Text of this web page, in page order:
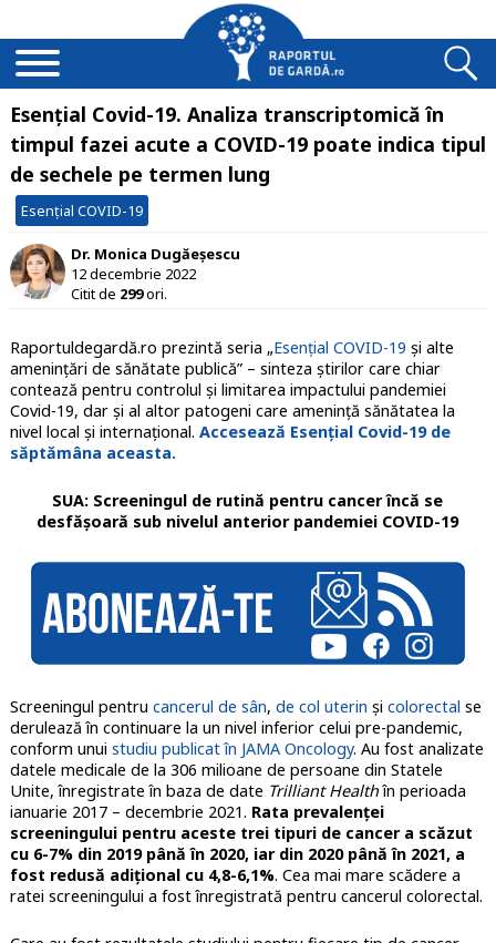
Esențial Covid-19. Analiza transcriptomică în
timpul fazei acute a COVID-19 poate indica tipul
de sechele pe termen lung
Esențial COVID-19
Dr. Monica Dugăeșescu
12 decembrie 2022
Citit de 299ori.
Raportuldegardă.ro prezintă seria „Esențial COVID-19 și alte
amenințări de sănătate publică” – sinteza știrilor care chiar
contează pentru controlul și limitarea impactului pandemiei
Covid-19, dar și al altor patogeni care amenință sănătatea la
nivel local și internațional. Accesează Esențial Covid-19 de
săptămâna aceasta.
SUA: Screeningul de rutină pentru cancer încă se
desfășoară sub nivelul anterior pandemiei COVID-19
Screeningul pentru cancerul de sân, de col uterin și colorectal se
derulează în continuare la un nivel inferior celui pre-pandemic,
conform unui studiu publicat în JAMA Oncology. Au fost analizate
datele medicale de la 306 milioane de persoane din Statele
Unite, înregistrate în baza de date Trilliant Healthîn perioada
ianuarie 2017 – decembrie 2021. Rata prevalenței
screeningului pentru aceste trei tipuri de cancer a scăzut
cu 6-7% din 2019 până în 2020, iar din 2020 până în 2021, a
fost redusă adițional cu 4,8-6,1%. Cea mai mare scădere a
ratei screeningului a fost înregistrată pentru cancerul colorectal.